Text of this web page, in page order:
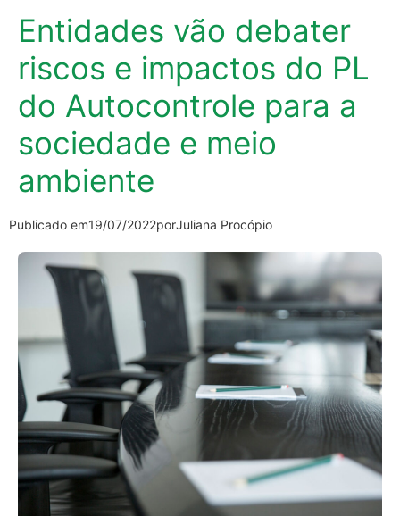
Entidades vão debater
riscos e impactos do PL
do Autocontrole para a
sociedade e meio
ambiente
Publicado em19/07/2022porJuliana Procópio